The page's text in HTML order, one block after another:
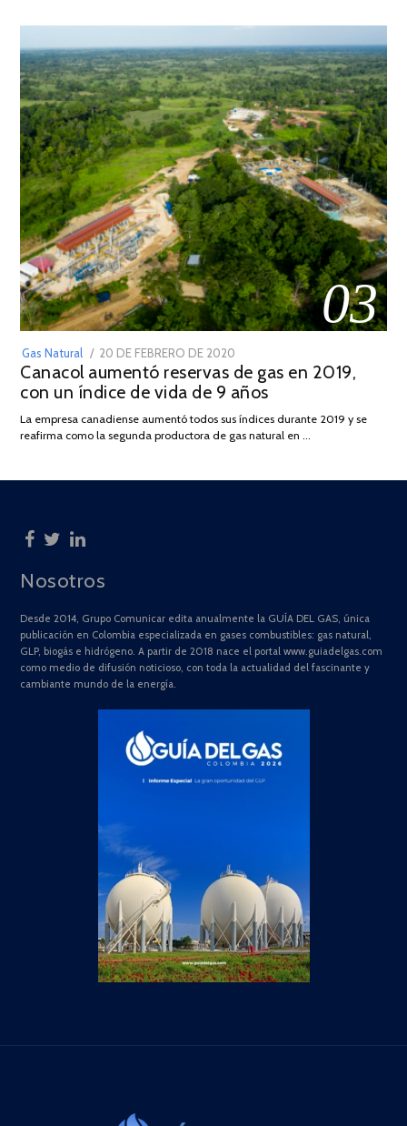
03
Gas Natural
POSTED
ON
20 DE FEBRERO DE 2020
DE
JULIO
2025
Canacol aumentó reservas de gas en 2019,
con un índice de vida de 9 años
La empresa canadiense aumentó todos sus índices durante 2019 y se
reafirma como la segunda productora de gas natural en …
Nosotros
Desde 2014, Grupo Comunicar edita anualmente la GUÍA DEL GAS, única
publicación en Colombia especializada en gases combustibles: gas natural,
GLP, biogás e hidrógeno. A partir de 2018 nace el portal www.guiadelgas.com
como medio de difusión noticioso, con toda la actualidad del fascinante y
cambiante mundo de la energía.